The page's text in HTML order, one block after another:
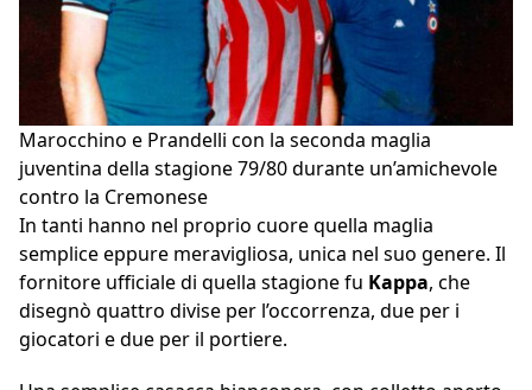
Marocchino e Prandelli con la seconda maglia
juventina della stagione 79/80 durante un’amichevole
contro la Cremonese
In tanti hanno nel proprio cuore quella maglia
semplice eppure meravigliosa, unica nel suo genere. Il
fornitore ufficiale di quella stagione fu Kappa, che
disegnò quattro divise per l’occorrenza, due per i
giocatori e due per il portiere.